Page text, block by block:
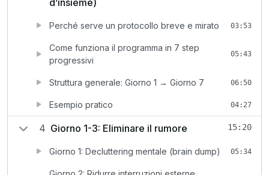
d’insieme)
Perché serve un protocollo breve e mirato 03:53
Come funziona il programma in 7 step
progressivi
05:43
Struttura generale: Giorno 1 → Giorno 7 06:50
Esempio pratico 04:27
4 Giorno 1-3: Eliminare il rumore 15:20
Giorno 1: Decluttering mentale (brain dump) 05:34